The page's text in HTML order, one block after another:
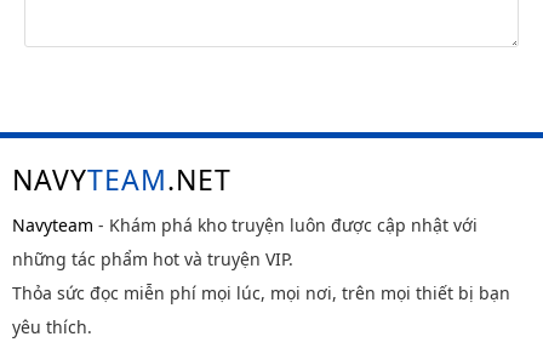
NAVYTEAM.NET
Navyteam - Khám phá kho truyện luôn được cập nhật với
những tác phẩm hot và truyện VIP.
Thỏa sức đọc miễn phí mọi lúc, mọi nơi, trên mọi thiết bị bạn
yêu thích.